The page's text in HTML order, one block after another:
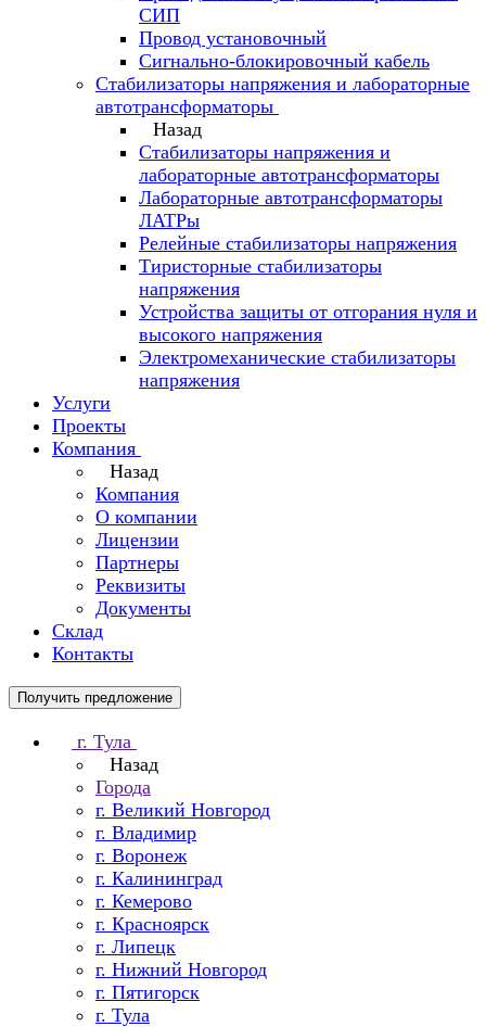
СИП
Провод установочный
Сигнально-блокировочный кабель
Стабилизаторы напряжения и лабораторные
автотрансформаторы
Назад
Стабилизаторы напряжения и
лабораторные автотрансформаторы
Лабораторные автотрансформаторы
ЛАТРы
Релейные стабилизаторы напряжения
Тиристорные стабилизаторы
напряжения
Устройства защиты от отгорания нуля и
высокого напряжения
Электромеханические стабилизаторы
напряжения
Услуги
Проекты
Компания
Назад
Компания
О компании
Лицензии
Партнеры
Реквизиты
Документы
Склад
Контакты
Получить предложение
г. Тула
Назад
Города
г. Великий Новгород
г. Владимир
г. Воронеж
г. Калининград
г. Кемерово
г. Красноярск
г. Липецк
г. Нижний Новгород
г. Пятигорск
г. Тула